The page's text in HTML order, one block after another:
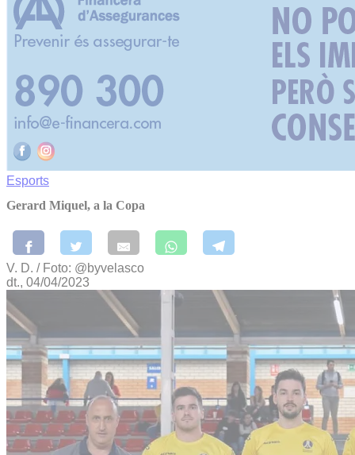
Esports
Gerard Miquel, a la Copa
V. D. / Foto: @byvelasco
dt., 04/04/2023